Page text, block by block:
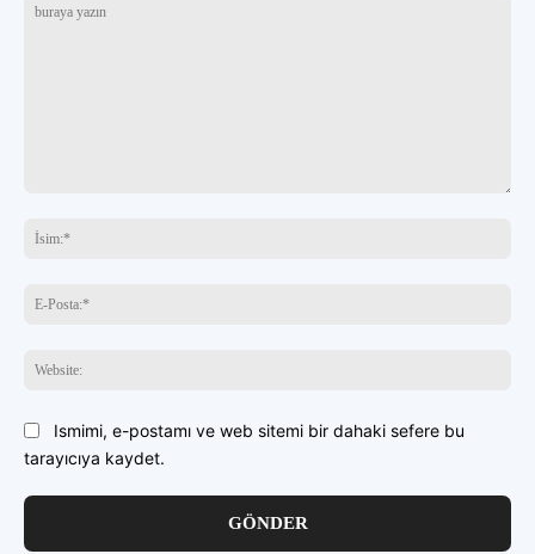
yazın
Ismimi, e-postamı ve web sitemi bir dahaki sefere bu
tarayıcıya kaydet.